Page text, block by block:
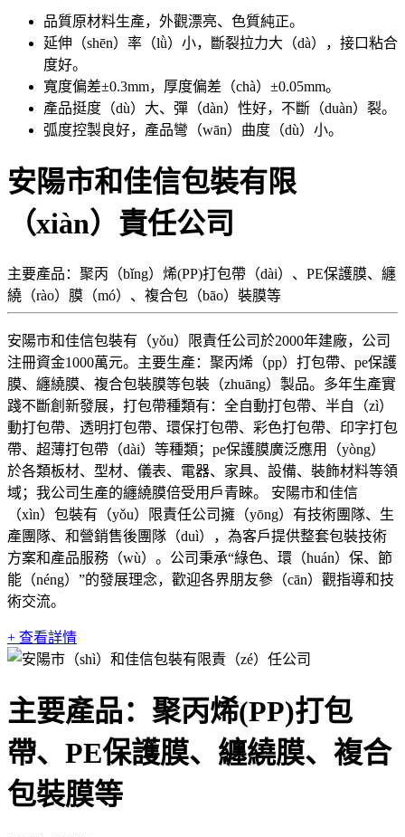
品質原材料生產，外觀漂亮、色質純正。
延伸（shēn）率（lǜ）小，斷裂拉力大（dà），接口粘合
度好。
寬度偏差±0.3mm，厚度偏差（chà）±0.05mm。
產品挺度（dù）大、彈（dàn）性好，不斷（duàn）裂。
弧度控製良好，產品彎（wān）曲度（dù）小。
安陽市和佳信包裝有限
（xiàn）責任公司
主要產品：聚丙（bǐng）烯(PP)打包帶（dài）、PE保護膜、纏
繞（rào）膜（mó）、複合包（bāo）裝膜等
安陽市和佳信包裝有（yǒu）限責任公司於2000年建廠，公司
注冊資金1000萬元。主要生產：聚丙烯（pp）打包帶、pe保護
膜、纏繞膜、複合包裝膜等包裝（zhuāng）製品。多年生產實
踐不斷創新發展，打包帶種類有：全自動打包帶、半自（zì）
動打包帶、透明打包帶、環保打包帶、彩色打包帶、印字打包
帶、超薄打包帶（dài）等種類；pe保護膜廣泛應用（yòng）
於各類板材、型材、儀表、電器、家具、設備、裝飾材料等領
域；我公司生產的纏繞膜倍受用戶青睞。 安陽市和佳信
（xìn）包裝有（yǒu）限責任公司擁（yōng）有技術團隊、生
產團隊、和營銷售後團隊（duì），為客戶提供整套包裝技術
方案和產品服務（wù）。公司秉承“綠色、環（huán）保、節
能（néng）”的發展理念，歡迎各界朋友參（cān）觀指導和技
術交流。
+ 查看詳情
主要產品：聚丙烯(PP)打包
帶、PE保護膜、纏繞膜、複合
包裝膜等